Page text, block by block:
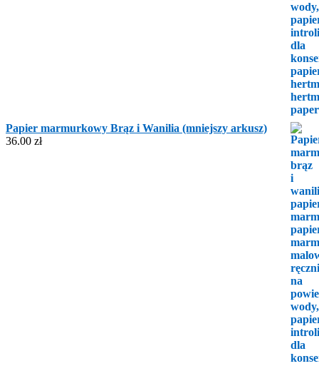
Papier marmurkowy Brąz i Wanilia (mniejszy arkusz)
36.00 zł